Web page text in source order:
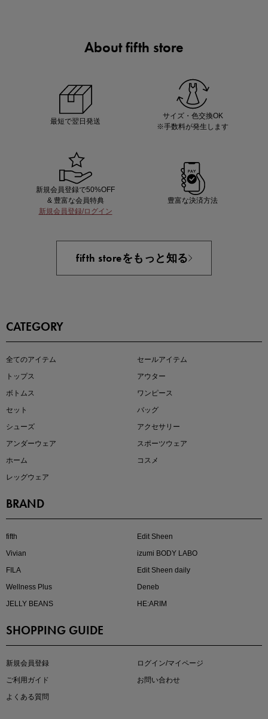
即戦力アイテム続々対象
注目の新作が販売開始
kokoさんセレクト
今季の注目アイテムをご紹介
About fifth store
最短で翌日発送
サイズ・色交換OK
※手数料が発生します
新規会員登録で50%OFF
& 豊富な会員特典
新規会員登録/ログイン
豊富な決済方法
fifth storeをもっと知る
CATEGORY
全てのアイテム
セールアイテム
トップス
アウター
ボトムス
ワンピース
セット
バッグ
シューズ
アクセサリー
アンダーウェア
スポーツウェア
ホーム
コスメ
レッグウェア
BRAND
fifth
Edit Sheen
Vivian
izumi BODY LABO
FILA
Edit Sheen daily
Wellness Plus
Deneb
JELLY BEANS
HE:ARIM
SHOPPING GUIDE
新規会員登録
ログイン/マイページ
ご利用ガイド
お問い合わせ
よくある質問